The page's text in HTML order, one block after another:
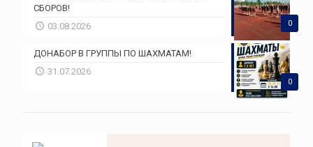
0
СБОРОВ!
03.08.2026
0
ДОНАБОР В ГРУППЫ ПО ШАХМАТАМ!
31.07.2026